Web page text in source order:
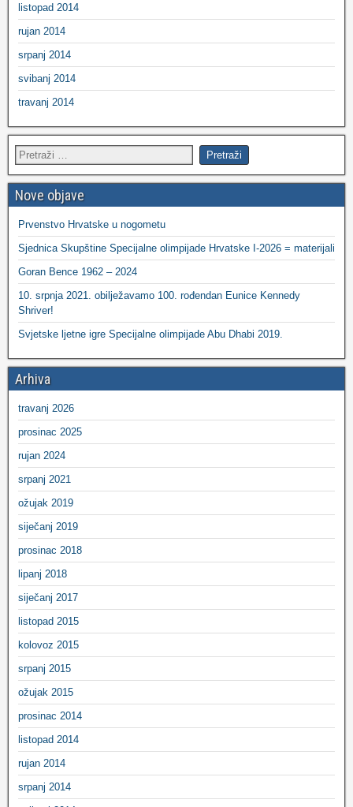
listopad 2014
rujan 2014
srpanj 2014
svibanj 2014
travanj 2014
Nove objave
Prvenstvo Hrvatske u nogometu
Sjednica Skupštine Specijalne olimpijade Hrvatske I-2026 = materijali
Goran Bence 1962 – 2024
10. srpnja 2021. obilježavamo 100. rođendan Eunice Kennedy
Shriver!
Svjetske ljetne igre Specijalne olimpijade Abu Dhabi 2019.
Arhiva
travanj 2026
prosinac 2025
rujan 2024
srpanj 2021
ožujak 2019
siječanj 2019
prosinac 2018
lipanj 2018
siječanj 2017
listopad 2015
kolovoz 2015
srpanj 2015
ožujak 2015
prosinac 2014
listopad 2014
rujan 2014
srpanj 2014